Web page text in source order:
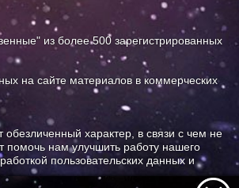
из более 500 зарегистрированных
на сайте материалов в коммерческих
характер, в связи с чем не
помочь нам улучшить работу нашего
пользовательских данных и